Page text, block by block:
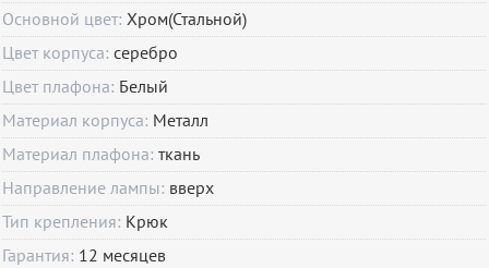
Основной цвет:Хром(Стальной)
Цвет корпуса:серебро
Цвет плафона: Белый
Материал корпуса: Металл
Материал плафона:ткань
Направление лампы: вверх
Тип крепления: Крюк
Гарантия: 12 месяцев